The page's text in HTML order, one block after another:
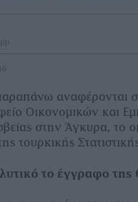
αναφέρονται
Οικονομικών και
στην Άγκυρα, το
τουρκικής
το έγγραφο